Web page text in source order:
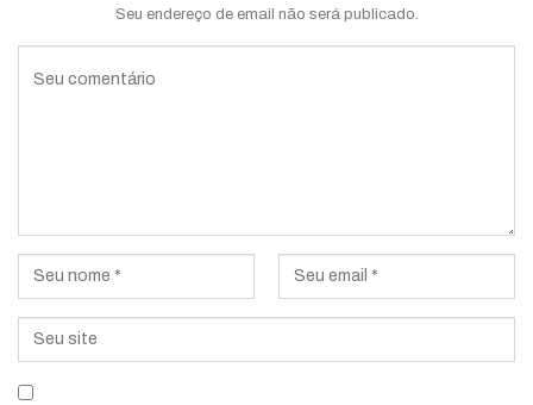
Seu endereço de email não será publicado.